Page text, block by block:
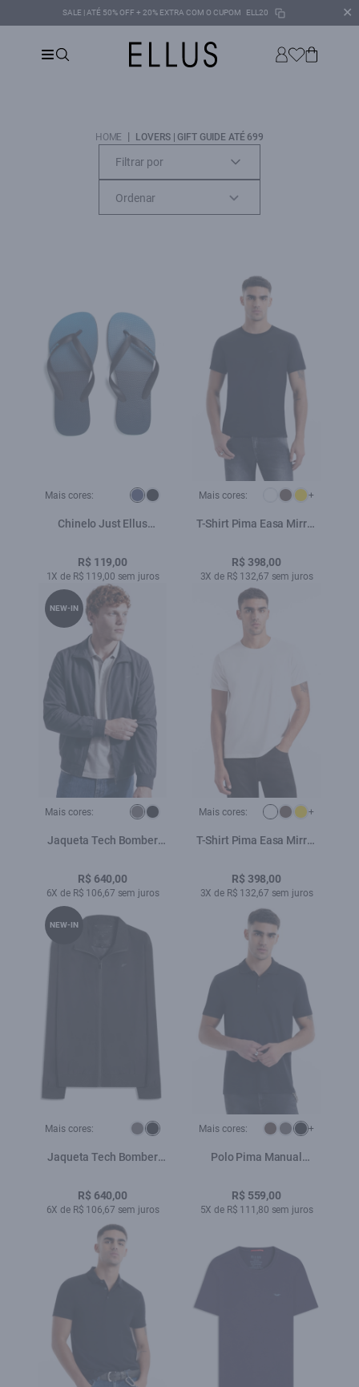
SALE | ATÉ 50% OFF + 20% EXTRA COM O CUPOM ELL20 ✕
HOME | LOVERS | GIFT GUIDE ATÉ 699
Filtrar por
Mais cores:
Chinelo Just Ellus
R$ 119,00
1X de R$ 119,00 sem juros
Mais cores: +
T-Shirt Pima Easa Mirror
R$ 398,00
3X de R$ 132,67 sem juros
Mais cores:
Jaqueta Tech Bomber
R$ 640,00
6X de R$ 106,67 sem juros
NEW-IN
Mais cores: +
T-Shirt Pima Easa Mirror
R$ 398,00
3X de R$ 132,67 sem juros
Mais cores:
Jaqueta Tech Bomber
R$ 640,00
6X de R$ 106,67 sem juros
NEW-IN
Mais cores: +
Polo Pima Manual
R$ 559,00
5X de R$ 111,80 sem juros